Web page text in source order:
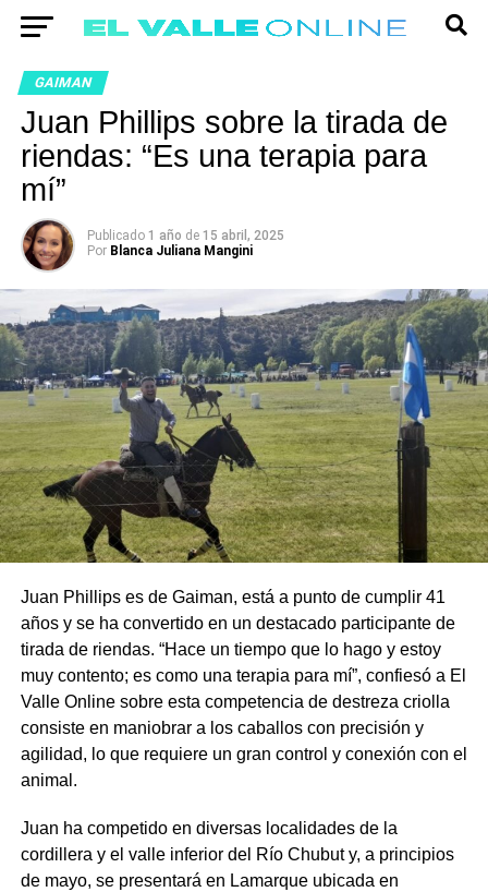
GAIMAN
Juan Phillips sobre la tirada de
riendas: “Es una terapia para
mí”
Publicado 1 año de 15 abril, 2025
Por Blanca Juliana Mangini
Juan Phillips es de Gaiman, está a punto de cumplir 41
años y se ha convertido en un destacado participante de
tirada de riendas. “Hace un tiempo que lo hago y estoy
muy contento; es como una terapia para mí”, confiesó a El
Valle Online sobre esta competencia de destreza criolla
consiste en maniobrar a los caballos con precisión y
agilidad, lo que requiere un gran control y conexión con el
animal.
Juan ha competido en diversas localidades de la
cordillera y el valle inferior del Río Chubut y, a principios
de mayo, se presentará en Lamarque ubicada en